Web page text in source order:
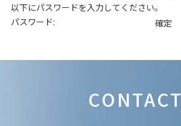
以下にパスワードを入力してください。
パスワード:
CONTACT